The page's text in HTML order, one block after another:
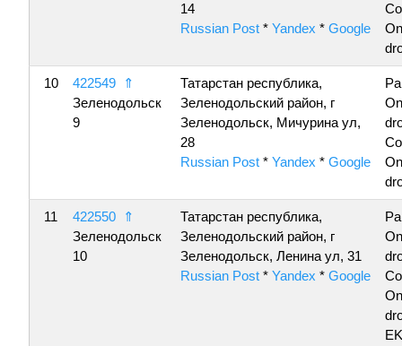
14
Russian Post * Yandex * Google
10 422549
⇑
Зеленодольск
9
Татарстан республика,
Зеленодольский район, г
Зеленодольск, Мичурина ул,
28
Russian Post * Yandex * Google
11 422550
⇑
Зеленодольск
10
Татарстан республика,
Зеленодольский район, г
Зеленодольск, Ленина ул, 31
Russian Post * Yandex * Google